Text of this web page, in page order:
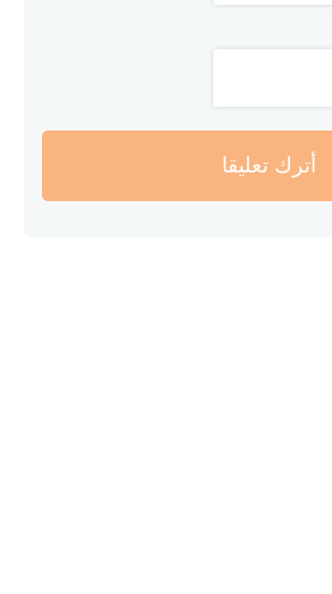
أترك تعليقا